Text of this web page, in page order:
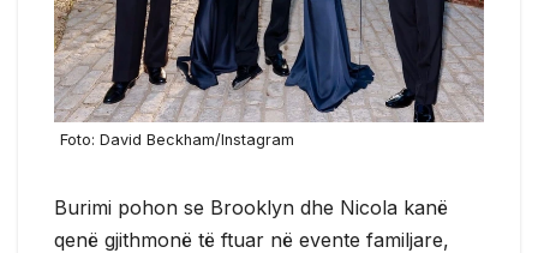
Foto: David Beckham/Instagram
Burimi pohon se Brooklyn dhe Nicola kanë
qenë gjithmonë të ftuar në evente familjare,